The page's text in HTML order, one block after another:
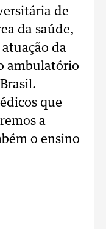
de
da saúde,
da
ambulatório
que
a
o ensino